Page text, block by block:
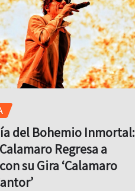
del Bohemio Inmortal:
Regresa a
su Gira ‘Calamaro